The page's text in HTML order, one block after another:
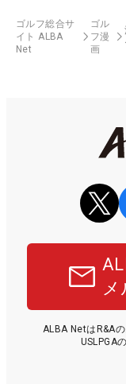
ゴルフ総合サ
イト ALBA
Net
ゴル
フ漫
画
ALBA NetはR&A
USLPGA